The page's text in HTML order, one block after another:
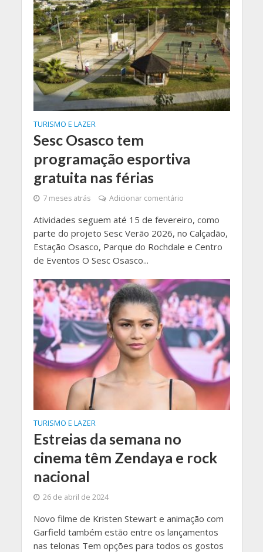
TURISMO E LAZER
Sesc Osasco tem
programação esportiva
gratuita nas férias
7 meses atrás Adicionar comentário
Atividades seguem até 15 de fevereiro, como
parte do projeto Sesc Verão 2026, no Calçadão,
Estação Osasco, Parque do Rochdale e Centro
de Eventos O Sesc Osasco...
TURISMO E LAZER
Estreias da semana no
cinema têm Zendaya e rock
nacional
26 de abril de 2024
Novo filme de Kristen Stewart e animação com
Garfield também estão entre os lançamentos
nas telonas Tem opções para todos os gostos